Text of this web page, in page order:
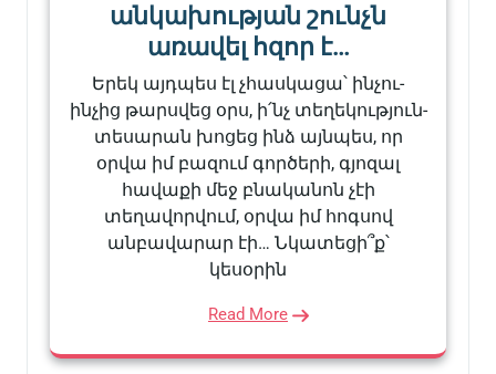
անկախության շունչն
առավել հզոր է…
Երեկ այդպես էլ չհասկացա՝ ինչու-
ինչից թարսվեց օրս, ի՛նչ տեղեկություն-
տեսարան խոցեց ինձ այնպես, որ
օրվա իմ բազում գործերի, գյոզալ
հավաքի մեջ բնականոն չէի
տեղավորվում, օրվա իմ հոգսով
անբավարար էի… Նկատեցի՞ք՝
կեսօրին
Read More